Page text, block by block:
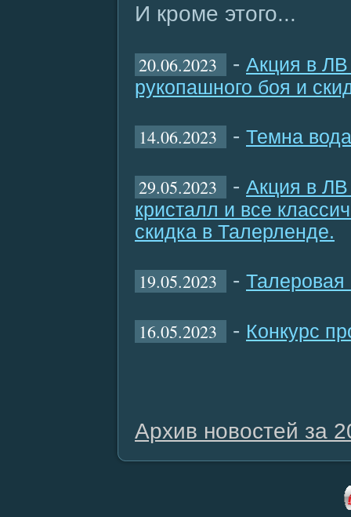
И кроме этого...
20.06.2023 - Акция в
рукопашного боя и
14.06.2023 - Темна
29.05.2023 - Акция в
кристалл и все
скидка в Талерленде.
19.05.2023 - Талеровая
16.05.2023 - Конкурс
Архив новостей за